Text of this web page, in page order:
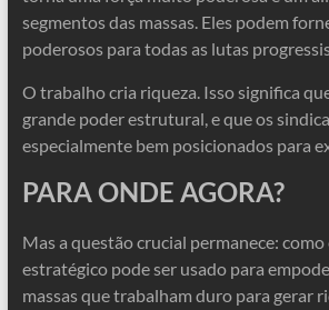
segmentos das massas. Eles podem
poderosos para todas as lutas
O trabalho cria riqueza. Isso significa
grande poder estrutural, e que os
especialmente bem posicionados para
PARA ONDE AGORA?
Mas a questão crucial permanece: como
estratégico pode ser usado para
massas que trabalham duro para gerar